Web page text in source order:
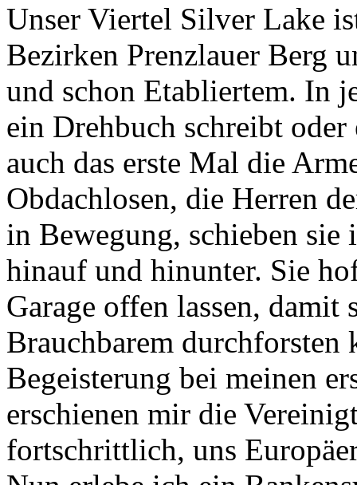
Unser Viertel Silver Lake
Bezirken Prenzlauer Berg
und schon Etabliertem. In
ein Drehbuch schreibt
auch das erste Mal die
Obdachlosen, die Herren
in Bewegung, schieben
hinauf und hinunter. Sie
Garage offen lassen,
Brauchbarem durchforsten
Begeisterung bei meinen
erschienen mir die
fortschrittlich, uns